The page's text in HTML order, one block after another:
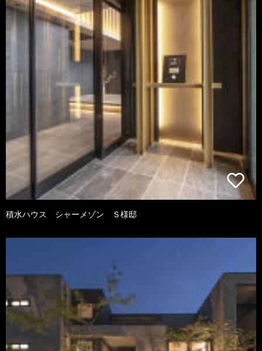
積水ハウス シャーメゾン Ｓ様邸